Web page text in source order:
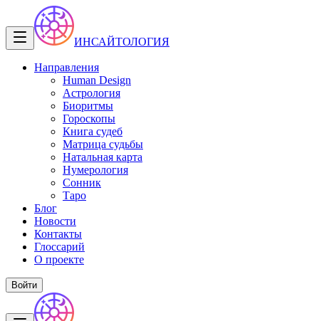
ИНСАЙТОЛОГИЯ
Направления
Human Design
Астрология
Биоритмы
Гороскопы
Книга судеб
Матрица судьбы
Натальная карта
Нумерология
Сонник
Таро
Блог
Новости
Контакты
Глоссарий
О проекте
Войти